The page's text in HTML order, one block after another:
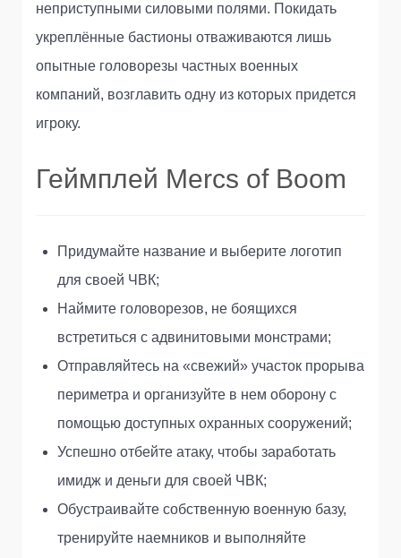
неприступными силовыми полями. Покидать
укреплённые бастионы отваживаются лишь
опытные головорезы частных военных
компаний, возглавить одну из которых придется
игроку.
Геймплей Mercs of Boom
Придумайте название и выберите логотип
для своей ЧВК;
Наймите головорезов, не боящихся
встретиться с адвинитовыми монстрами;
Отправляйтесь на «свежий» участок прорыва
периметра и организуйте в нем оборону с
помощью доступных охранных сооружений;
Успешно отбейте атаку, чтобы заработать
имидж и деньги для своей ЧВК;
Обустраивайте собственную военную базу,
тренируйте наемников и выполняйте